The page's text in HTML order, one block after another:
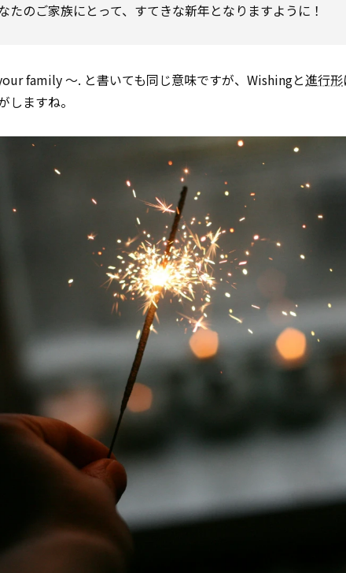
たのご家族にとって、すてきな新年となりますように！
family ～. と書いても同じ意味ですが、Wishingと進行形
しますね。